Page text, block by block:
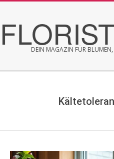
content
DEIN MAGAZIN FÜR